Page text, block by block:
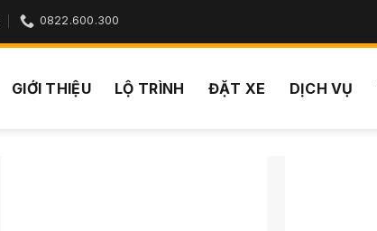
0822.600.300
GIỚI THIỆU LỘ TRÌNH ĐẶT XE DỊCH VỤ